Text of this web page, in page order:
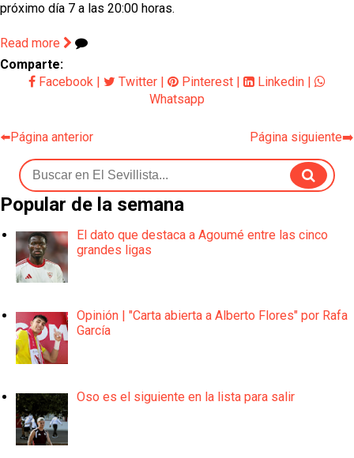
próximo día 7 a las 20:00 horas.
Read more
Comparte:
Facebook
Twitter Pinterest Linkedin
Whatsapp
⬅️Página anterior Página siguiente➡️
Popular de la semana
El dato que destaca a Agoumé entre las cinco
grandes ligas
Opinión | "Carta abierta a Alberto Flores" por Rafa
García
Oso es el siguiente en la lista para salir